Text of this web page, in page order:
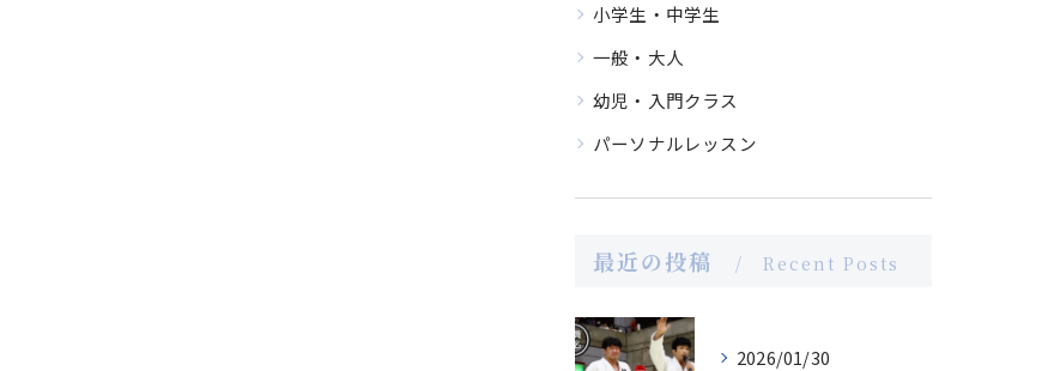
小学生・中学生
一般・大人
幼児・入門クラス
パーソナルレッスン
最近の投稿 Recent Posts
2026/01/30